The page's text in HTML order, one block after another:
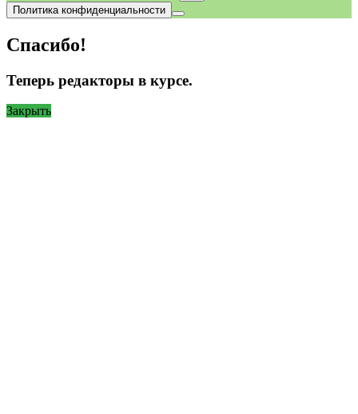
Политика конфиденциальности
Спасибо!
Теперь редакторы в курсе.
Закрыть